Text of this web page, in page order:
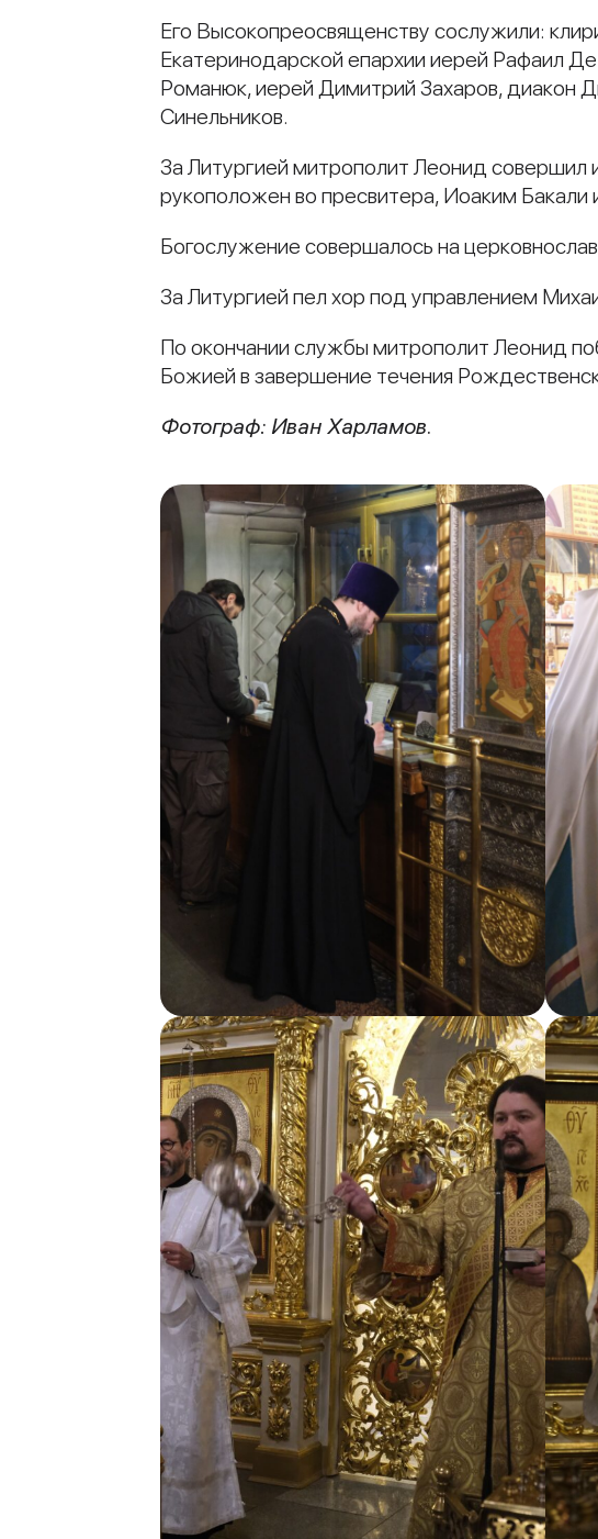
Его Высокопреосвященству сослужили:
Екатеринодарской епархии иерей Рафаил
Романюк, иерей Димитрий Захаров, диакон
Синельников.
За Литургией митрополит Леонид
рукоположен во пресвитера, Иоаким
Богослужение совершалось на
За Литургией пел хор под управлением
По окончании службы митрополит Леонид
Божией в завершение течения
Фотограф: Иван Харламов.